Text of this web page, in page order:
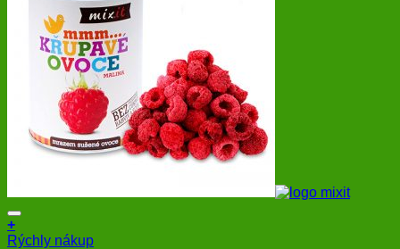
+
Rýchly nákup